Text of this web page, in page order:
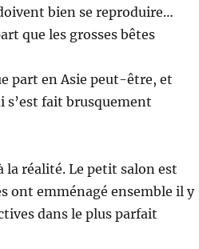
bien se reproduire…
que les grosses bêtes
part en Asie peut-être, et
s’est fait brusquement
la réalité. Le petit salon est
ont emménagé ensemble il y
dans le plus parfait